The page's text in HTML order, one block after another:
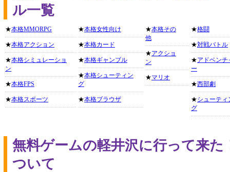
ル一覧
★本格MMORPG
★本格アクション
★本格シミュレーショ
ン
★本格FPS
★本格スポーツ
★本格女性向け
★本格カード
★本格ギャンブル
★本格シューティン
グ
★本格ブラウザ
★本格その
他
★アクショ
ン
★マリオ
★格闘
★対戦バトル
★アドベンチ
ー
★西部劇
★シューティ
グ
無料ゲームの軽井沢に行って来た
ついて